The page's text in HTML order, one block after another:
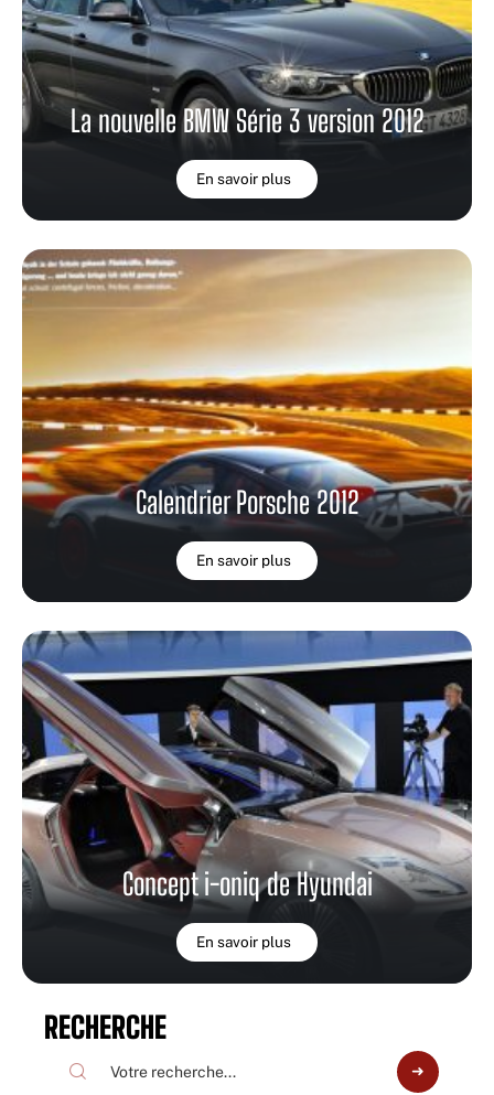
La nouvelle BMW Série 3 version 2012
En savoir plus
Calendrier Porsche 2012
En savoir plus
Concept i-oniq de Hyundai
En savoir plus
RECHERCHE